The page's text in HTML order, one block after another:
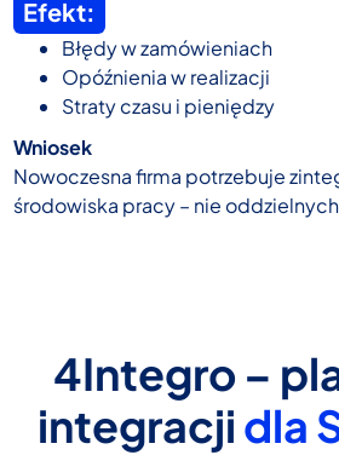
Efekt:
Błędy w zamówieniach
Opóźnienia w realizacji
Straty czasu i pieniędzy
Wniosek
Nowoczesna firma potrzebuje
środowiska pracy – nie
4Integro –
integracji dla